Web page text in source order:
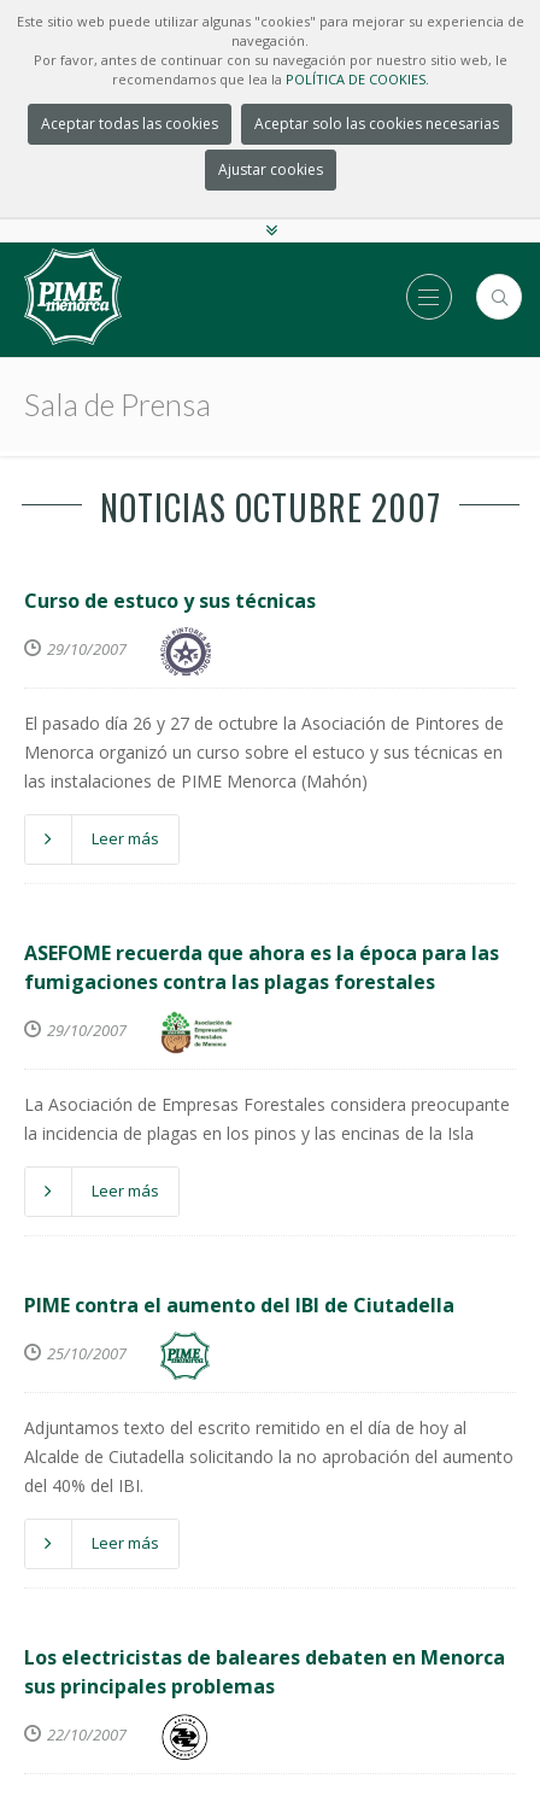
Este sitio web puede utilizar algunas "cookies" para mejorar su experiencia de
navegación.
Por favor, antes de continuar con su navegación por nuestro sitio web, le
recomendamos que lea la POLÍTICA DE COOKIES.
Aceptar todas las cookies Aceptar solo las cookies necesarias
Ajustar cookies
Sala de Prensa
NOTICIAS OCTUBRE 2007
Curso de estuco y sus técnicas
29/10/2007
El pasado día 26 y 27 de octubre la Asociación de Pintores de
Menorca organizó un curso sobre el estuco y sus técnicas en
las instalaciones de PIME Menorca (Mahón)
Leer más
ASEFOME recuerda que ahora es la época para las
fumigaciones contra las plagas forestales
29/10/2007
La Asociación de Empresas Forestales considera preocupante
la incidencia de plagas en los pinos y las encinas de la Isla
Leer más
PIME contra el aumento del IBI de Ciutadella
25/10/2007
Adjuntamos texto del escrito remitido en el día de hoy al
Alcalde de Ciutadella solicitando la no aprobación del aumento
del 40% del IBI.
Leer más
Los electricistas de baleares debaten en Menorca
sus principales problemas
22/10/2007